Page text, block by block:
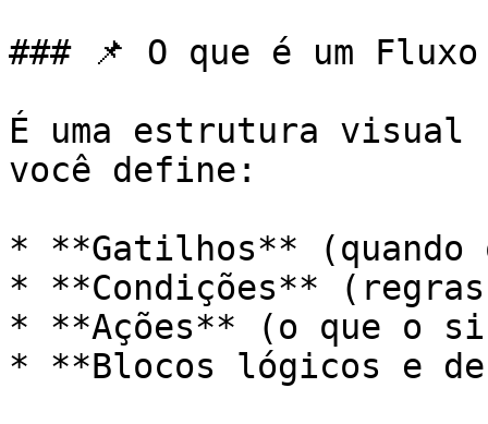
### 📌 O que é um Fluxo
É uma estrutura visual
você define:
* **Gatilhos**
* **Condições**
* **Ações** (o que o
* **Blocos lógicos e